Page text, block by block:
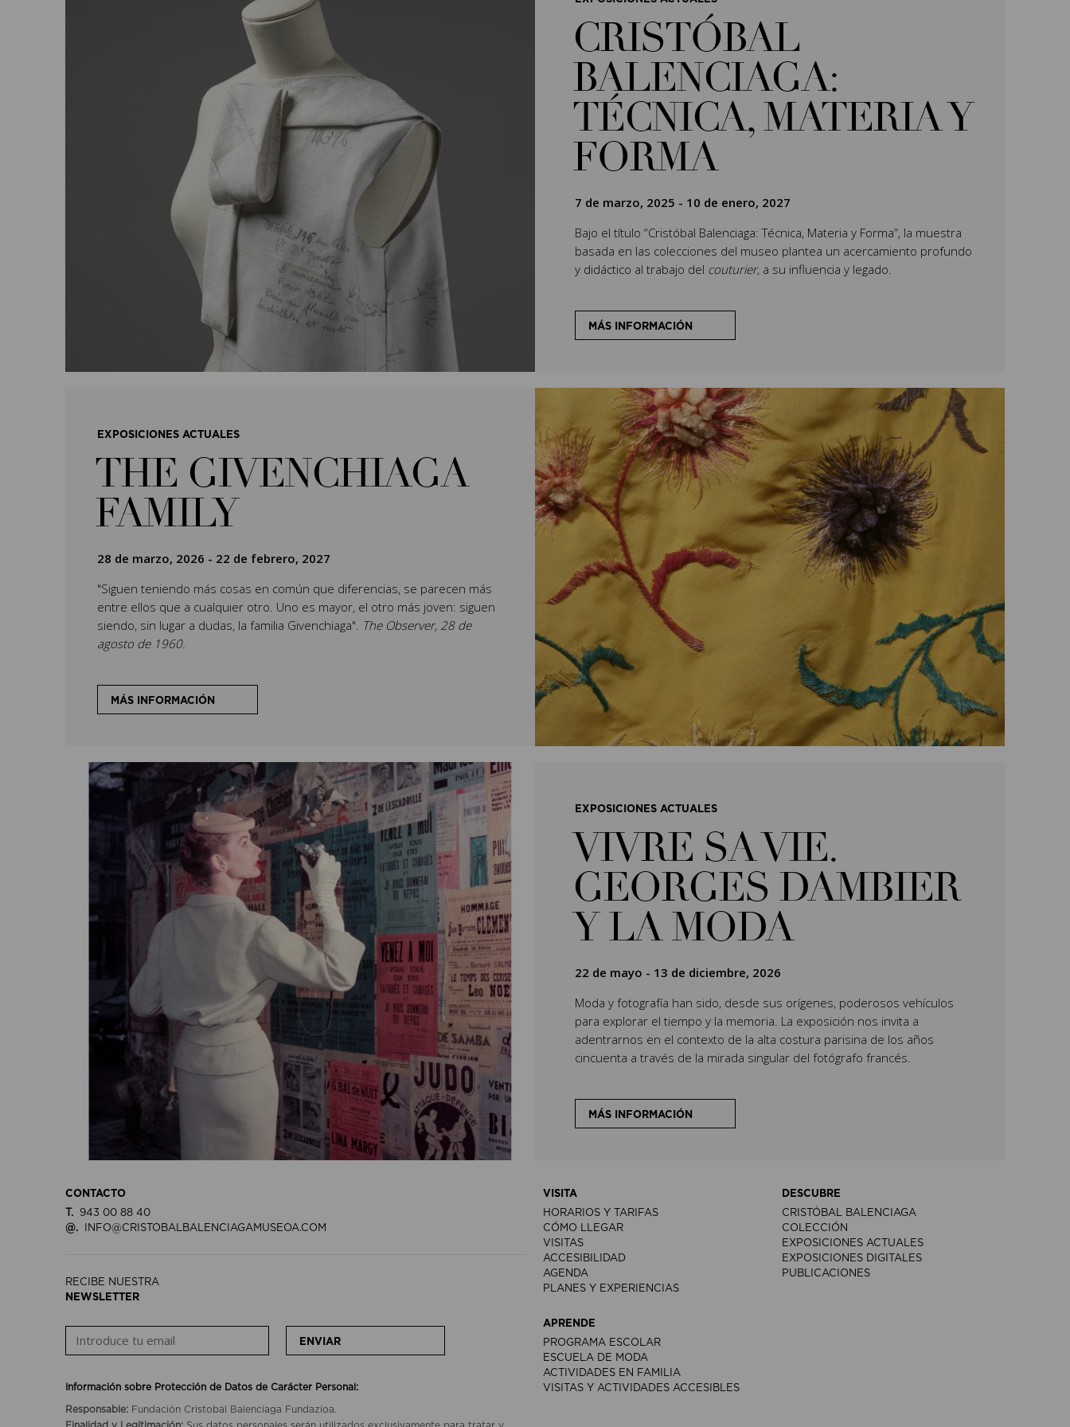
CRISTÓBAL
BALENCIAGA:
TÉCNICA, MATERIA Y
FORMA
7 de marzo, 2025 - 10 de enero, 2027
Bajo el título “Cristóbal Balenciaga: Técnica, Materia y Forma”, la muestra
basada en las colecciones del museo plantea un acercamiento profundo
y didáctico al trabajo del couturier, a su influencia y legado.
MÁS INFORMACIÓN
EXPOSICIONES ACTUALES
THE GIVENCHIAGA
FAMILY
28 de marzo, 2026 - 22 de febrero, 2027
"Siguen teniendo más cosas en común que diferencias, se parecen más
entre ellos que a cualquier otro. Uno es mayor, el otro más joven: siguen
siendo, sin lugar a dudas, la familia Givenchiaga". The Observer, 28 de
agosto de 1960.
MÁS INFORMACIÓN
EXPOSICIONES ACTUALES
VIVRE SA VIE.
GEORGES DAMBIER
Y LA MODA
22 de mayo - 13 de diciembre, 2026
Moda y fotografía han sido, desde sus orígenes, poderosos vehículos
para explorar el tiempo y la memoria. La exposición nos invita a
adentrarnos en el contexto de la alta costura parisina de los años
cincuenta a través de la mirada singular del fotógrafo francés.
MÁS INFORMACIÓN
CONTACTO
T.
943 00 88 40
@.
INFO@CRISTOBALBALENCIAGAMUSEOA.COM
RECIBE NUESTRA
NEWSLETTER
ENVIAR
Información sobre Protección de Datos de Carácter Personal:
Responsable: Fundación Cristobal Balenciaga Fundazioa.
VISITA
HORARIOS Y TARIFAS
CÓMO LLEGAR
VISITAS
ACCESIBILIDAD
AGENDA
PLANES Y EXPERIENCIAS
DESCUBRE
CRISTÓBAL BALENCIAGA
COLECCIÓN
EXPOSICIONES ACTUALES
EXPOSICIONES DIGITALES
PUBLICACIONES
APRENDE
PROGRAMA ESCOLAR
ESCUELA DE MODA
ACTIVIDADES EN FAMILIA
VISITAS Y ACTIVIDADES ACCESIBLES